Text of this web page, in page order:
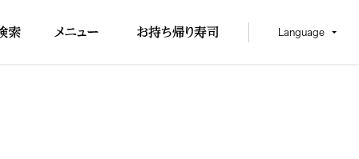
Language